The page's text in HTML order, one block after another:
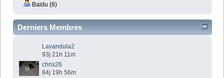
Baidu (8)
Derniers Membres
Lavandula2
93j 21h 11m
chris26
84j 19h 56m